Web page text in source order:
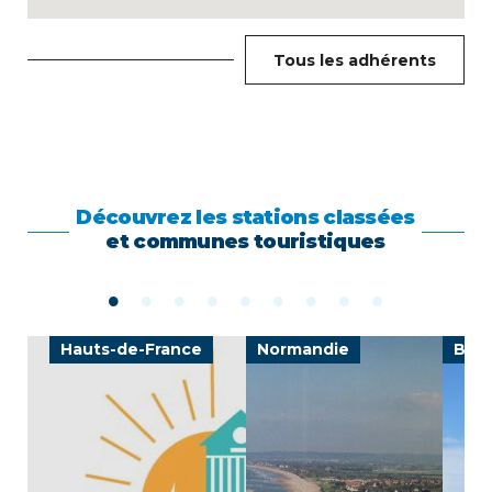
Tous les adhérents
Découvrez les stations classées
et communes touristiques
Hauts-de-France Normandie